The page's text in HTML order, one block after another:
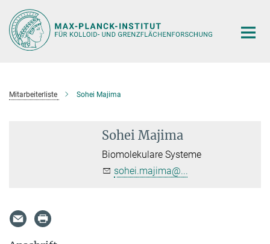
Hauptinhalt
Mitarbeiterliste Sohei Majima
Sohei Majima
Biomolekulare Systeme
sohei.majima@...